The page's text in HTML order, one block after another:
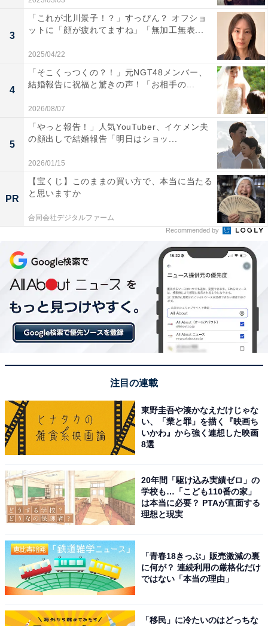
3
「これが北川景子！？」すっぴん？ オフショ
ットに「顔が疲れてますね」「無加工無表...
2025/04/22
4
「そこくっつくの？！」元NGT48メンバー、
結婚報告に祝福と驚きの声！「お相手の...
2026/08/07
5
「やっと報告！」人気YouTuber、イケメン夫
の顔出しで結婚報告「明日はショッ...
2026/01/15
PR
【宝くじ】このままの買い方で、本当に当たる
と思いますか
合同会社デジタルファーム
Recommended by
注目の連載
東野圭吾や湊かなえだけじゃな
い、「業と罪」を描く『映画ち
いかわ』から強く連想した映画
8選
20年間「駆け込み実績ゼロ」の
学校も…「こども110番の家」
は本当に必要？ PTAが直面する
理想と現実
「青春18きっぷ」販売激減の裏
に何が？ 連続利用の厳格化だけ
ではない「本当の理由」
「移民」に冷たいのはどっちな